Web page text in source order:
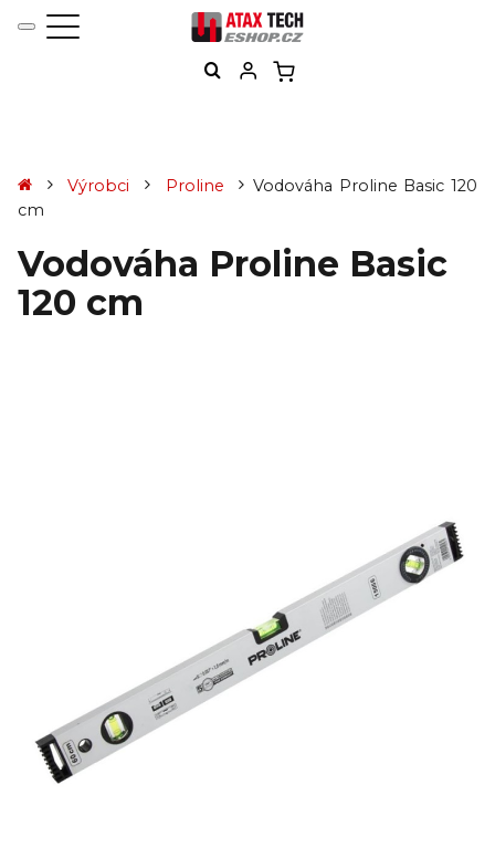
Výrobci Proline
Vodováha Proline Basic 120
cm
Vodováha Proline Basic
120 cm